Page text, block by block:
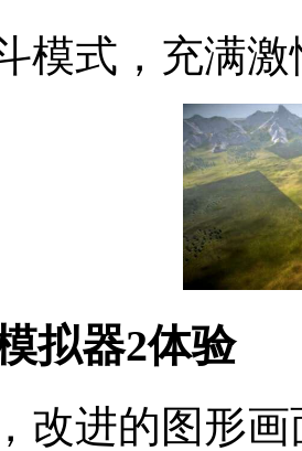
模式，充满
拟器2体验
改进的图形